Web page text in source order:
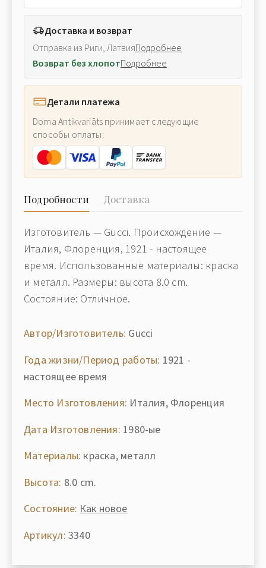
Доставка и возврат
Отправка из Риги, ЛатвияПодробнее
Возврат без хлопотПодробнее
Детали платежа
Doma Antikvariāts принимает следующие
способы оплаты:
Подробности Доставка
Изготовитель — Gucci. Происхождение —
Италия, Флоренция, 1921 - настоящее
время. Использованные материалы: краска
и металл. Размеры: высота 8.0 cm.
Состояние: Отличное.
Автор/Изготовитель: Gucci
Года жизни/Период работы: 1921 -
настоящее время
Место Изготовления: Италия, Флоренция
Дата Изготовления: 1980-ые
Материалы: краска, металл
Высота: 8.0 cm.
Состояние: Как новое
Артикул: 3340